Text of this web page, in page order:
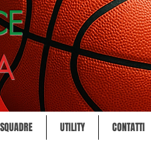
UTILITY CONTATTI